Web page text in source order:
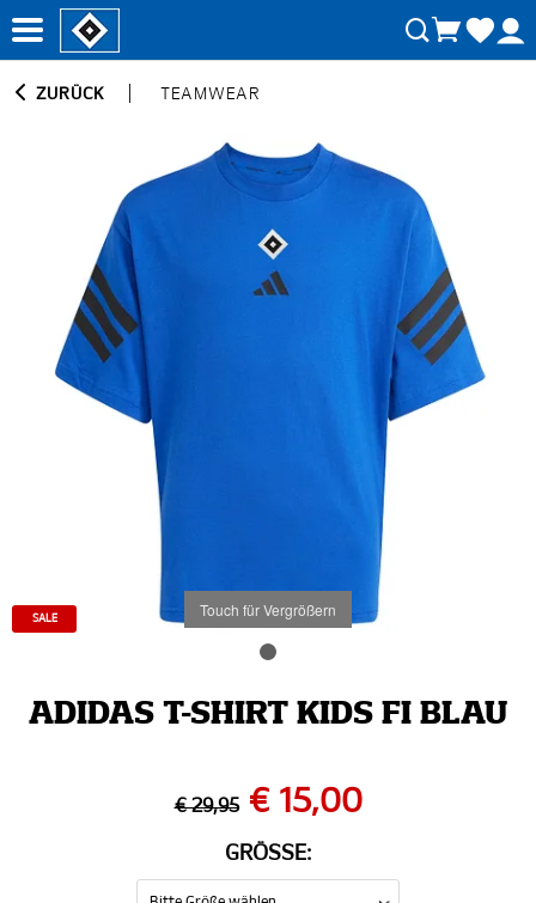
ZURÜCK TEAMWEAR
Touch für Vergrößern
SALE
ADIDAS T-SHIRT KIDS FI BLAU
€ 29,95 € 15,00
GRÖSSE: